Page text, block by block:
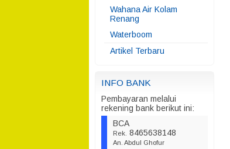
Wahana Air Kolam
Renang
Waterboom
Artikel Terbaru
INFO BANK
Pembayaran melalui
rekening bank berikut ini:
BCA
Rek. 8465638148
An. Abdul Ghofur